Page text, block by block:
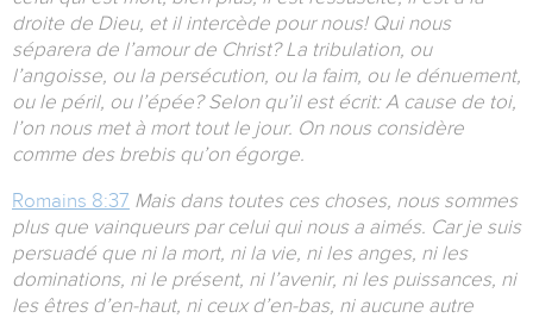
droite de Dieu, et il intercède pour nous! Qui nous
séparera de l’amour de Christ? La tribulation, ou
l’angoisse, ou la persécution, ou la faim, ou le dénuement,
ou le péril, ou l’épée? Selon qu’il est écrit: A cause de toi,
l’on nous met à mort tout le jour. On nous considère
comme des brebis qu’on égorge.
Romains 8:37 Mais dans toutes ces choses, nous sommes
plus que vainqueurs par celui qui nous a aimés. Car je suis
persuadé que ni la mort, ni la vie, ni les anges, ni les
dominations, ni le présent, ni l’avenir, ni les puissances, ni
les êtres d’en-haut, ni ceux d’en-bas, ni aucune autre